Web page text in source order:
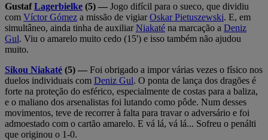
GustafLagerbielke (5) — Jogo difícil para o sueco, que dividiu
com Víctor Gómez a missão de vigiarOskar Pietuszewski. E, em
simultâneo, ainda tinha de auxiliarNiakaté na marcação a Deniz
Gul. Viu o amarelo muito cedo (15') e isso também não ajudou
muito.
Sikou Niakaté (5) — Foi obrigado a impor várias vezes o físico nos
duelos individuais com Deniz Gul. O ponta de lança dos dragões é
forte na proteção do esférico, especialmente de costas para a baliza,
e o maliano dos arsenalistas foi lutando como pôde. Num desses
movimentos, teve de recorrer à falta para travar o adversário e foi
admoestado com o cartão amarelo. E vá lá, vá lá... Sofreu o penálti
que originou o 1-0.